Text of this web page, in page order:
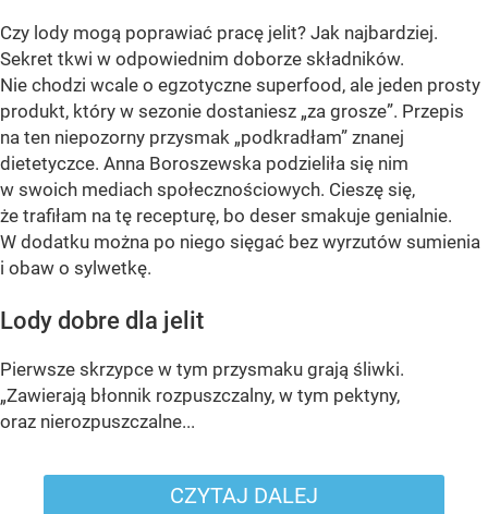
Czy lody mogą poprawiać pracę jelit? Jak najbardziej.
Sekret tkwi w odpowiednim doborze składników.
Nie chodzi wcale o egzotyczne superfood, ale jeden prosty
produkt, który w sezonie dostaniesz „za grosze”. Przepis
na ten niepozorny przysmak „podkradłam” znanej
dietetyczce. Anna Boroszewska podzieliła się nim
w swoich mediach społecznościowych. Cieszę się,
że trafiłam na tę recepturę, bo deser smakuje genialnie.
W dodatku można po niego sięgać bez wyrzutów sumienia
i obaw o sylwetkę.
Lody dobre dla jelit
Pierwsze skrzypce w tym przysmaku grają śliwki.
„Zawierają błonnik rozpuszczalny, w tym pektyny,
oraz nierozpuszczalne...
CZYTAJ DALEJ